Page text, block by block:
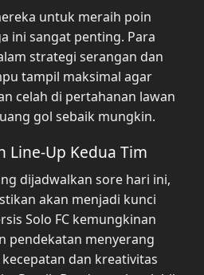
untuk meraih poin
ini sangat penting. Para
strategi serangan dan
tampil maksimal agar
celah di pertahanan lawan
gol sebaik mungkin.
Line-Up Kedua Tim
dijadwalkan sore hari ini,
akan menjadi kunci
Solo FC kemungkinan
pendekatan menyerang
dan kreativitas